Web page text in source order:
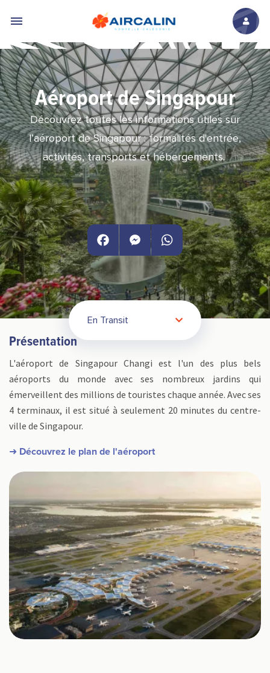
Aller au contenu principal
Aéroport de Singapour
Découvrez toutes les informations utiles sur
l’aéroport de Singapour : formalités d'entrée,
activités, transports et hébergements.
FacebookMessengerWhatsApp
En Transit
Présentation
L'aéroport de Singapour Changi est l'un des plus bels
aéroports du monde avec ses nombreux jardins qui
émerveillent des millions de touristes chaque année. Avec ses
4 terminaux, il est situé à seulement 20 minutes du centre-
ville de Singapour.
➜ Découvrez le plan de l'aéroport